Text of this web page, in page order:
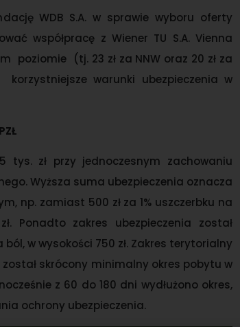
WDB S.A. w sprawie wyboru oferty
współpracę z Wiener TU S.A. Vienna
poziomie (tj. 23 zł za NNW oraz 20 zł za
korzystniejsze warunki ubezpieczenia w
tys. zł przy jednoczesnym zachowaniu
Wyższa suma ubezpieczenia oznacza
np. zamiast 500 zł za 1% uszczerbku na
Ponadto zakres ubezpieczenia został
w wysokości 750 zł. Zakres terytorialny
skrócony minimalny okres pobytu w
z 60 do 180 dni wydłużono okres,
ochrony ubezpieczenia.